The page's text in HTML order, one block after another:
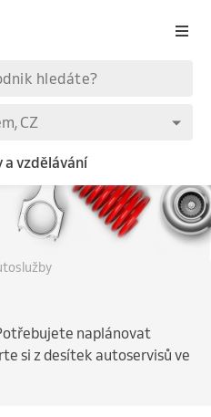
a vzdělávání
naplánovat
si z desítek autoservisů ve